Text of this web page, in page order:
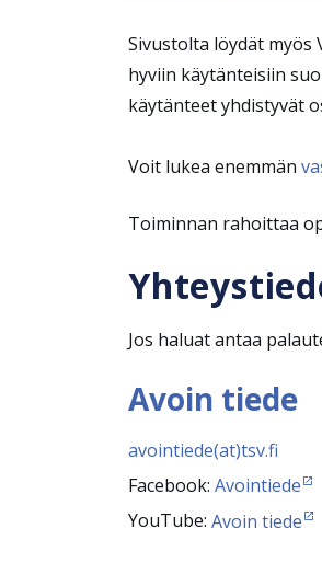
Sivustolta löydät
hyviin käytänteisiin
käytänteet yhdistyvät
Voit lukea enemmän
Toiminnan rahoittaa
Jos haluat antaa
Avoin tiede
avointiede(at)tsv.fi
Facebook: Avointiede
YouTube: Avoin tiede